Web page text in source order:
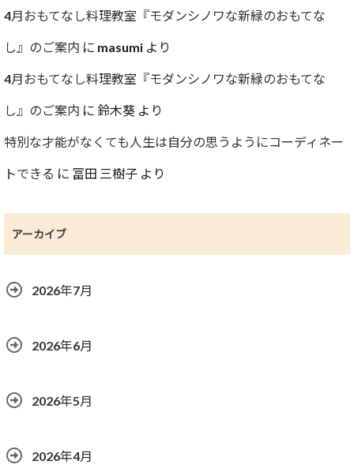
4月おもてなし料理教室『モダンシノワな新緑のおもてな
し』のご案内 に masumi より
4月おもてなし料理教室『モダンシノワな新緑のおもてな
し』のご案内 に 鈴木葵 より
特別な才能がなくても人生は自分の思うようにコーディネー
トできる に 冨田 三樹子 より
アーカイブ
2026年7月
2026年6月
2026年5月
2026年4月